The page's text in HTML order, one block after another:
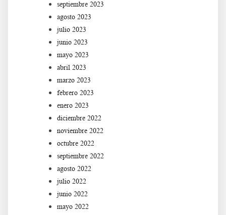
septiembre 2023
agosto 2023
julio 2023
junio 2023
mayo 2023
abril 2023
marzo 2023
febrero 2023
enero 2023
diciembre 2022
noviembre 2022
octubre 2022
septiembre 2022
agosto 2022
julio 2022
junio 2022
mayo 2022